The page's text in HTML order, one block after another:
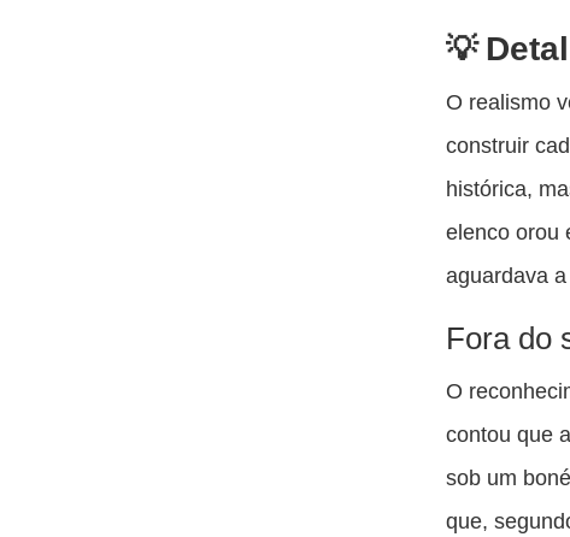
O realismo
construir
histórica,
elenco orou
aguardava
Fora do
O
contou que
sob um
que,